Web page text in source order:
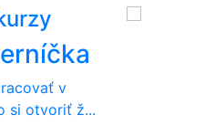
v
si otvoriť ž...